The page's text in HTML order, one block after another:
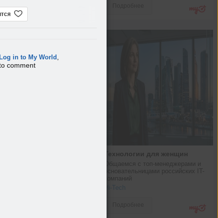
Технологии для женщин
Общаемся с топ-менеджерами и
основательницами российских IT-
компаний
Hi-Tech
in to My World
comment